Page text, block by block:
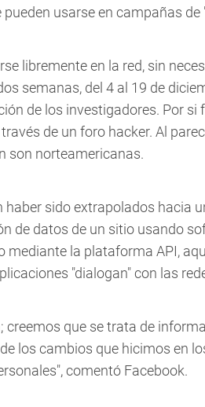
usarse en campañas de
libremente en la red, sin
semanas, del 4 al 19 de
de los investigadores. Por si
de un foro hacker. Al
son norteamericanas.
sido extrapolados hacia
de datos de un sitio usando
mediante la plataforma API,
"dialogan" con las
que se trata de
los cambios que hicimos en
comentó Facebook.